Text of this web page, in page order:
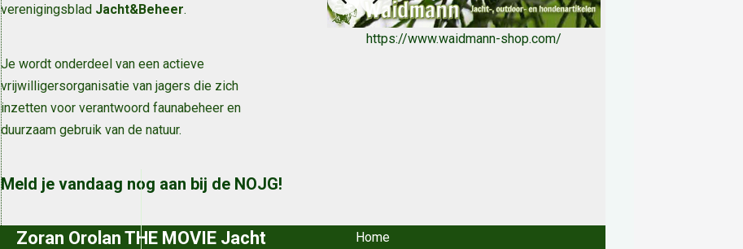
verenigingsblad Jacht&Beheer.
Je wordt onderdeel van een actieve
vrijwilligersorganisatie van jagers die zich
inzetten voor verantwoord faunabeheer en
duurzaam gebruik van de natuur.
Meld je vandaag nog aan bij de NOJG!
https://www.waidmann-shop.com/
Zoran Orolan THE MOVIE Jacht
Home